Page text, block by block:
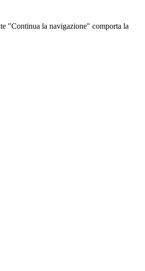
"Continua la navigazione" comporta la